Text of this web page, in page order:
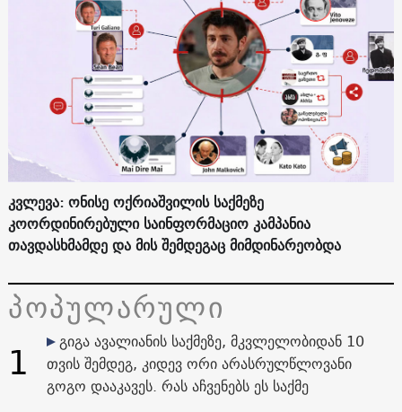
კვლევა: ონისე ოქრიაშვილის საქმეზე
კოორდინირებული საინფორმაციო კამპანია
თავდასხმამდე და მის შემდეგაც მიმდინარეობდა
პოპულარული
1
გიგა ავალიანის საქმეზე, მკვლელობიდან 10
თვის შემდეგ, კიდევ ორი არასრულწლოვანი
გოგო დააკავეს. რას აჩვენებს ეს საქმე